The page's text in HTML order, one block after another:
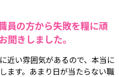
員の方から失敗を糧に頑
聞きしました。
近い雰囲気があるので、本当に
ます。あまり日が当たらない職